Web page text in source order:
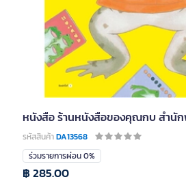
หนังสือ ร้านหนังสือของคุณกบ สำนั
รหัสสินค้าDA13568
ร่วมรายการผ่อน 0%
฿ 285.00